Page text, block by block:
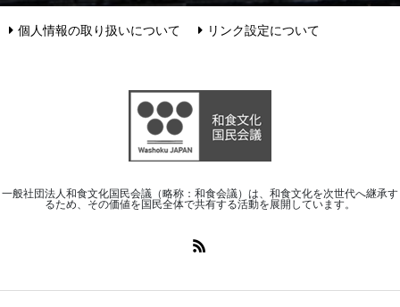
個人情報の取り扱いについて リンク設定について
一般社団法人和食文化国民会議（略称：和食会議）は、和食文化を次世代へ継承す
るため、その価値を国民全体で共有する活動を展開しています。